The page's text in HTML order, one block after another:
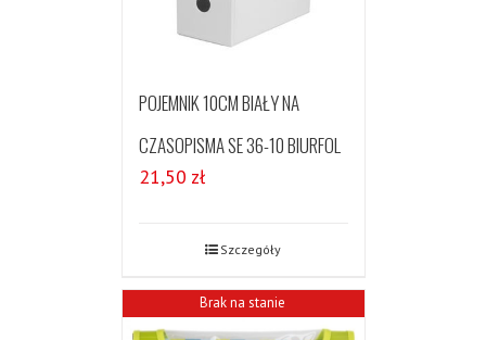
POJEMNIK 10CM BIAŁY NA
CZASOPISMA SE 36-10 BIURFOL
21,50 zł
Szczegóły
Brak na stanie